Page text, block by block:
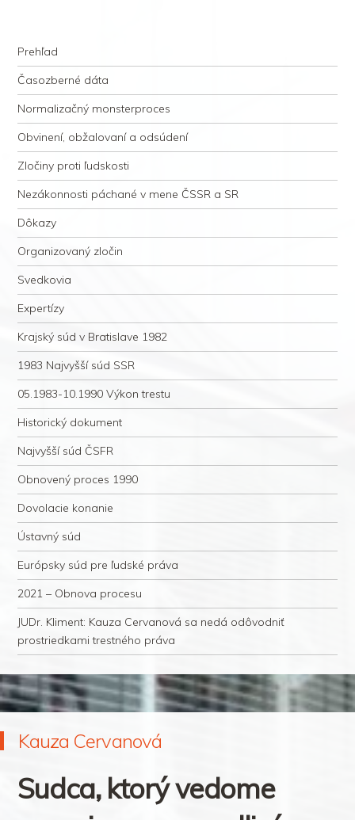
justície
Navigation
Skip to content
Prehľad
Časozberné dáta
Normalizačný monsterproces
Obvinení, obžalovaní a odsúdení
Zločiny proti ľudskosti
Nezákonnosti páchané v mene ČSSR a SR
Dôkazy
Organizovaný zločin
Svedkovia
Expertízy
Krajský súd v Bratislave 1982
1983 Najvyšší súd SSR
05.1983-10.1990 Výkon trestu
Historický dokument
Najvyšší súd ČSFR
Obnovený proces 1990
Dovolacie konanie
Ústavný súd
Európsky súd pre ľudské práva
2021 – Obnova procesu
JUDr. Kliment: Kauza Cervanová sa nedá odôvodniť
prostriedkami trestného práva
Kauza Cervanová
Sudca, ktorý vedome